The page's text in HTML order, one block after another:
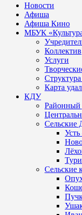
Новости
Афиша
Афиша Кино
МБУК
Коллектив
Услуги
Карта
КДУ
Районный
Сельские
Сельские